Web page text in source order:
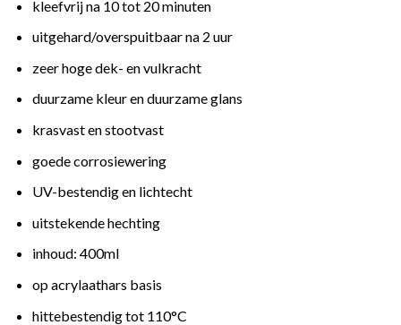
kleefvrij na 10 tot 20 minuten
uitgehard/overspuitbaar na 2 uur
zeer hoge dek- en vulkracht
duurzame kleur en duurzame glans
krasvast en stootvast
goede corrosiewering
UV-bestendig en lichtecht
uitstekende hechting
inhoud: 400ml
op acrylaathars basis
hittebestendig tot 110°C